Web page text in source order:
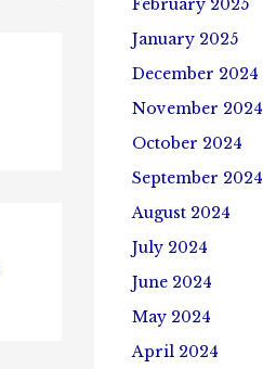
February 2025
January 2025
December 2024
November 2024
October 2024
September 2024
August 2024
July 2024
June 2024
May 2024
April 2024